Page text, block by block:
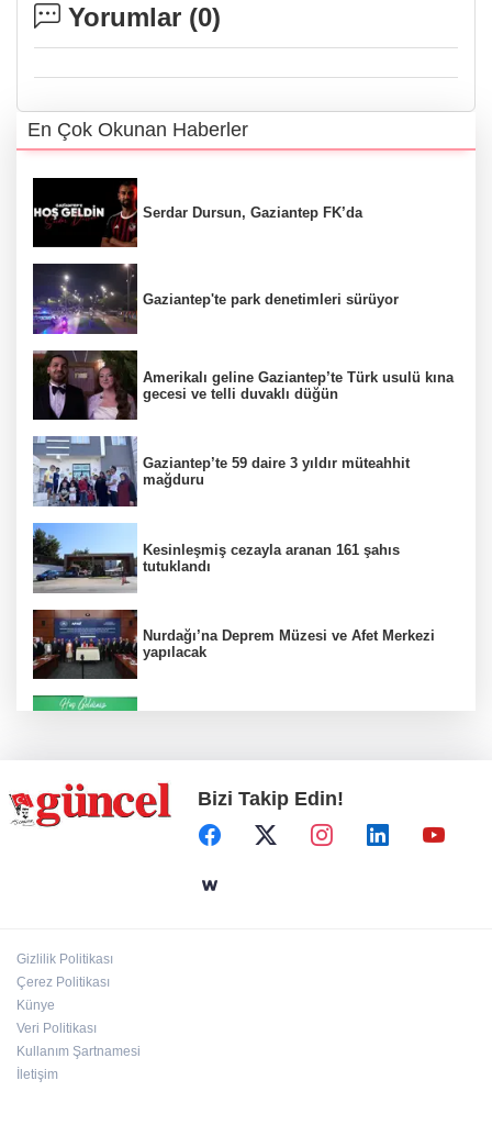
Yorumlar (0)
En Çok Okunan Haberler
Serdar Dursun, Gaziantep FK’da
Gaziantep'te park denetimleri sürüyor
Amerikalı geline Gaziantep’te Türk usulü kına
gecesi ve telli duvaklı düğün
Gaziantep’te 59 daire 3 yıldır müteahhit
mağduru
Kesinleşmiş cezayla aranan 161 şahıs
tutuklandı
Nurdağı’na Deprem Müzesi ve Afet Merkezi
yapılacak
Koruma altındaki çocuklar sporla buluşuyor
Bizi Takip Edin!
Gizlilik Politikası
Çerez Politikası
Künye
Veri Politikası
Kullanım Şartnamesi
İletişim